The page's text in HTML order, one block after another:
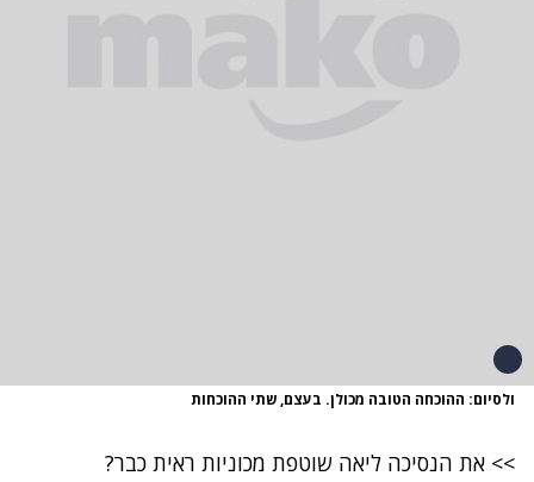
ולסיום: ההוכחה הטובה מכולן. בעצם, שתי ההוכחות
>> את הנסיכה ליאה שוטפת מכוניות ראית כבר?